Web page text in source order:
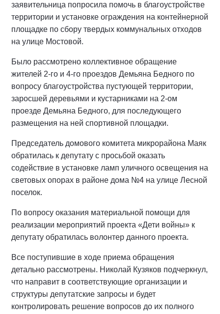
заявительница попросила помочь в благоустройстве
территории и установке ограждения на контейнерной
площадке по сбору твердых коммунальных отходов
на улице Мостовой.
Было рассмотрено коллективное обращение
жителей 2-го и 4-го проездов Демьяна Бедного по
вопросу благоустройства пустующей территории,
заросшей деревьями и кустарниками на 2-ом
проезде Демьяна Бедного, для последующего
размещения на ней спортивной площадки.
Председатель домового комитета микрорайона Маяк
обратилась к депутату с просьбой оказать
содействие в установке ламп уличного освещения на
световых опорах в районе дома №4 на улице Лесной
поселок.
По вопросу оказания материальной помощи для
реализации мероприятий проекта «Дети войны» к
депутату обратилась волонтер данного проекта.
Все поступившие в ходе приема обращения
детально рассмотрены. Николай Кузяков подчеркнул,
что направит в соответствующие организации и
структуры депутатские запросы и будет
контролировать решение вопросов до их полного